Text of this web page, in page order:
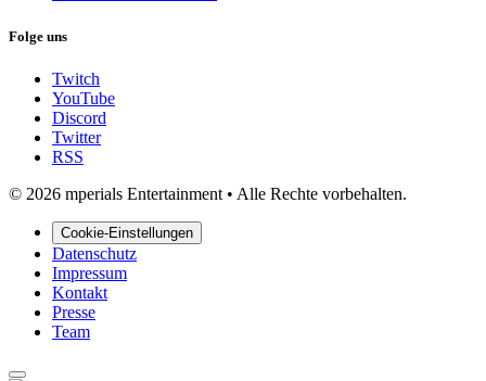
Folge uns
Twitch
YouTube
Discord
Twitter
RSS
© 2026 mperials Entertainment • Alle Rechte vorbehalten.
Cookie-Einstellungen
Datenschutz
Impressum
Kontakt
Presse
Team